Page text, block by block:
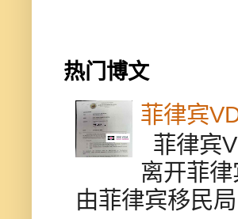
热门博文
菲律宾
菲律宾
离开菲
由菲律宾移民